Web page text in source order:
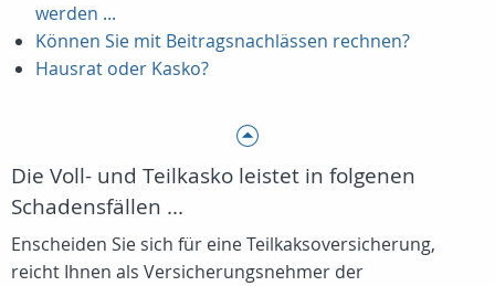
werden ...
Können Sie mit Beitragsnachlässen rechnen?
Hausrat oder Kasko?
Die Voll- und Teilkasko leistet in folgenen
Schadensfällen ...
Enscheiden Sie sich für eine Teilkaksoversicherung,
reicht Ihnen als Versicherungsnehmer der